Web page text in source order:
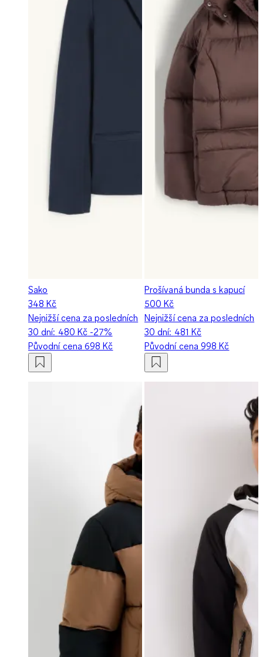
Sako
348 Kč
Nejnižší cena za posledních
30 dní: 480 Kč -27%
Původní cena698 Kč
Prošívaná bunda s kapucí
500 Kč
Nejnižší cena za posledních
30 dní: 481 Kč
Původní cena998 Kč